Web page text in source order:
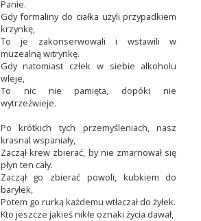
Panie.
Gdy formaliny do ciałka użyli przypadkiem
krzynkę,
To je zakonserwowali i wstawili w
muzealną witrynkę.
Gdy natomiast człek w siebie alkoholu
wleje,
To nic nie pamięta, dopóki nie
wytrzeźwieje.
Po krótkich tych przemyśleniach, nasz
krasnal wspaniały,
Zaczął krew zbierać, by nie zmarnował się
płyn ten cały.
Zaczął go zbierać powoli, kubkiem do
baryłek,
Potem go rurką każdemu wtłaczał do żyłek.
Kto jeszcze jakieś nikłe oznaki życia dawał,